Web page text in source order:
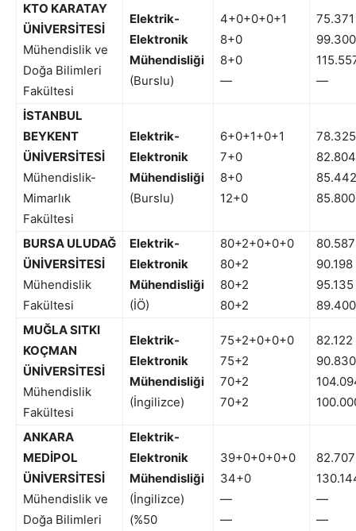
KTO KARATAY
ÜNİVERSİTESİ
Mühendislik ve
Doğa Bilimleri
Fakültesi
Elektrik-
Elektronik
Mühendisliği
(Burslu)
4+0+0+0+1
8+0
8+0
—
75.371
99.300
—
İSTANBUL
BEYKENT
ÜNİVERSİTESİ
Mühendislik-
Mimarlık
Fakültesi
Elektrik-
Elektronik
Mühendisliği
(Burslu)
6+0+1+0+1
7+0
8+0
12+0
78.325
82.804
85.442
85.800
BURSA ULUDAĞ
ÜNİVERSİTESİ
Mühendislik
Fakültesi
Elektrik-
Elektronik
Mühendisliği
(İÖ)
80+2+0+0+0
80+2
80+2
80+2
80.587
90.198
95.135
89.400
MUĞLA SITKI
KOÇMAN
ÜNİVERSİTESİ
Mühendislik
Fakültesi
Elektrik-
Elektronik
Mühendisliği
(İngilizce)
75+2+0+0+0
75+2
70+2
70+2
82.122
90.830
ANKARA
MEDİPOL
ÜNİVERSİTESİ
Mühendislik ve
Doğa Bilimleri
Elektrik-
Elektronik
Mühendisliği
(İngilizce)
(%50
39+0+0+0+0
34+0
—
—
82.707
—
—